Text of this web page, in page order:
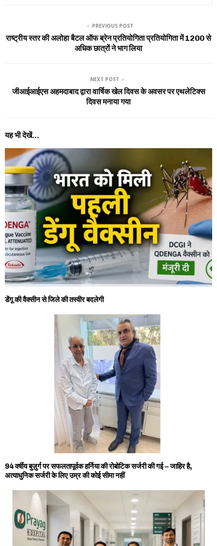
PREVIOUS POST
राष्ट्रीय स्तर की अलोहा बैटल ऑफ ब्रेन प्रतियोगिता प्रतियोगिता में 1200 से
अधिक छात्रों ने भाग लिया
NEXT POST
जीआईआईएस अहमदाबाद द्वारा वार्षिक खेल दिवस के अवसर पर एथलेटिक्स
दिवस मनाया गया
यह भी देखें...
डेंगू की वैक्सीन से जिले की तस्वीर बदलेगी
94 वर्षीय बुज़ुर्ग पर सफलतापूर्वक हर्निया की रोबोटिक सर्जरी की गई – जाहिर है,
अत्याधुनिक सर्जरी के लिए उम्र की कोई सीमा नहीं